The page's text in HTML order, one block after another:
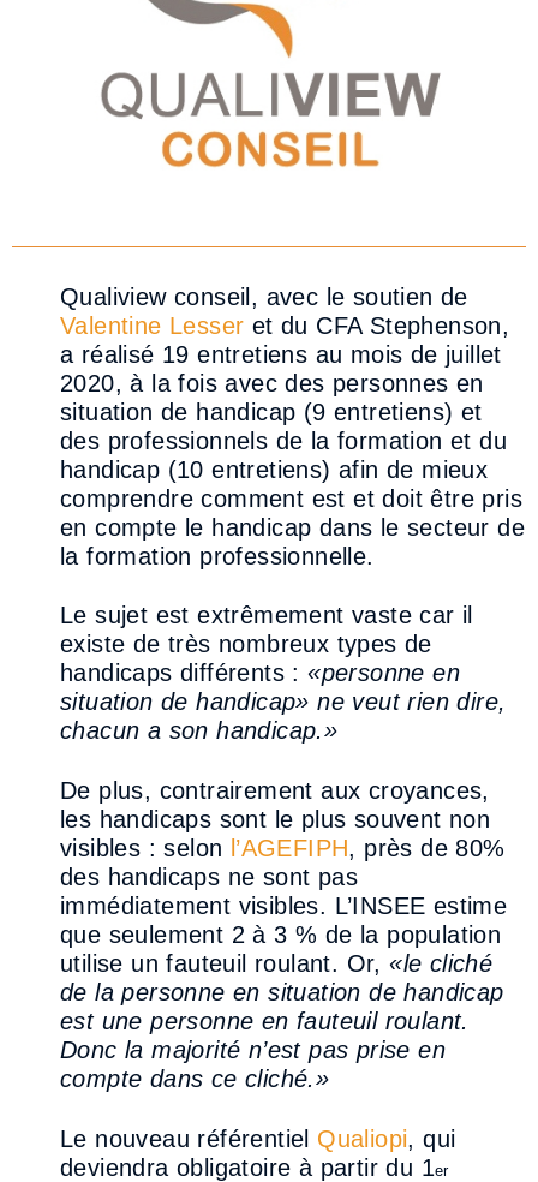
Qualiview conseil, avec le soutien de
Valentine Lesser et du CFA Stephenson,
a réalisé 19entretiens au mois de juillet
2020, à la fois avec des personnes en
situation de handicap (9 entretiens) et
des professionnels de la formation et du
handicap (10 entretiens) afin de mieux
comprendre comment est et doit être pris
en compte le handicap dans le secteur de
la formation professionnelle.
Le sujet est extrêmement vaste car il
existe de très nombreux types de
handicaps différents :«personne en
situation de handicap» ne veut rien dire,
chacun a son handicap.»
De plus, contrairement aux croyances,
les handicaps sont le plus souvent non
visibles : selon l’AGEFIPH, près de 80%
des handicaps ne sont pas
immédiatement visibles. L’INSEE estime
que seulement 2 à 3 % de la population
utilise un fauteuil roulant. Or,«le cliché
de la personne ensituation de handicap
est une personne en fauteuil roulant.
Donc la majorité n’est pas prise en
compte dans ce cliché.»
Le nouveau référentiel Qualiopi, qui
deviendra obligatoire à partir du 1er